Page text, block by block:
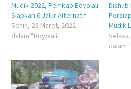
Mudik 2022, Pemkab Boyolali
Siapkan 6 Jalur Alternatif
Senin, 28 Maret, 2022
dalam "Boyolali"
Dishub
Mudik
dalam